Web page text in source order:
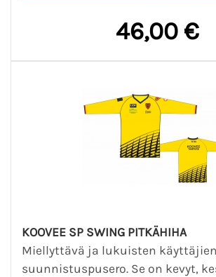
46,00 €
KOOVEE SP SWING PITKÄHIHA
Miellyttävä ja lukuisten
suunnistuspusero. Se on kevyt,